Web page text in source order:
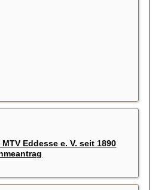
Eddesse e. V. seit 1890